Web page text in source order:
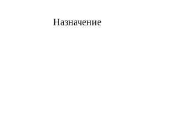
Назначение